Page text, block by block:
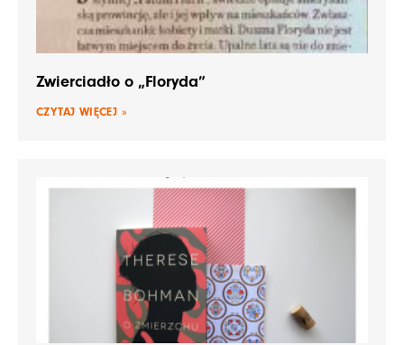
Zwierciadło o „Floryda”
CZYTAJ WIĘCEJ »